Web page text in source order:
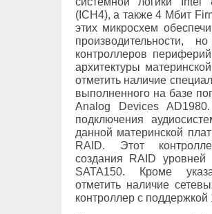
(ICH4), а также 4 Мбит
этих микросхем
производительности,
контроллеров
архитектуры
отметить наличие
выполненного на базе
Analog Devices
подключения
данной материнской
RAID. Этот
создания RAID
SATA150. Кроме
отметить наличие
контроллер с